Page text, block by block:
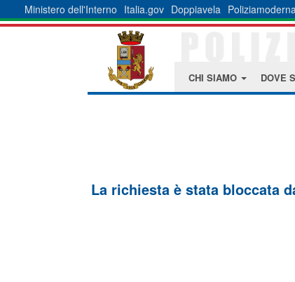
Ministero dell'Interno Italia.gov Doppiavela
CHI SIAMO DOVE
La richiesta è stata bloccata